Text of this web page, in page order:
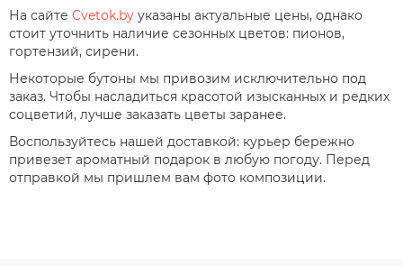
На сайте Cvetok.by указаны актуальные цены, однако
стоит уточнить наличие сезонных цветов: пионов,
гортензий, сирени.
Некоторые бутоны мы привозим исключительно под
заказ. Чтобы насладиться красотой изысканных и редких
соцветий, лучше заказать цветы заранее.
Воспользуйтесь нашей доставкой: курьер бережно
привезет ароматный подарок в любую погоду. Перед
отправкой мы пришлем вам фото композиции.